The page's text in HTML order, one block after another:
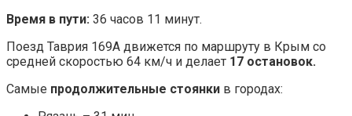
Время в пути: 36 часов 11 минут.
Поезд Таврия 169А движется по маршруту в Крым со
средней скоростью 64 км/ч и делает 17 остановок.
Самые продолжительные стоянки в городах: